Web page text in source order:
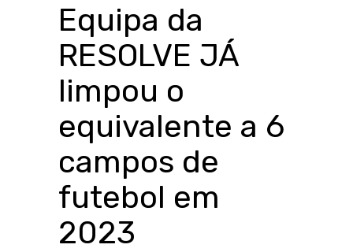
Equipa da
RESOLVE JÁ
limpou o
equivalente a 6
campos de
futebol em
2023